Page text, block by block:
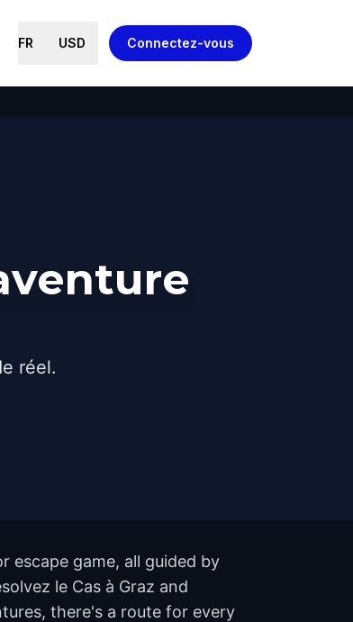
FR USD Connectez-vous
réel.
escape game, all guided by
le Cas à Graz and
there's a route for every